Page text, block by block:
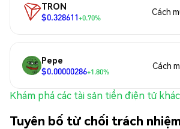
TRON
$0.328611+0.70%
Cách
Pepe
$0.00000286+1.80%
Cách
Khám phá các tài sản tiền điện tử
Tuyên bố từ chối trách nhiệm